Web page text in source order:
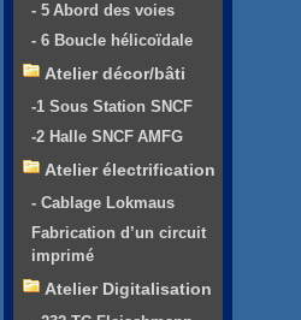
- 5 Abord des voies
- 6 Boucle hélicoïdale
Atelier décor/bâti
-1 Sous Station SNCF
-2 Halle SNCF AMFG
Atelier électrification
- Cablage Lokmaus
Fabrication d’un circuit
imprimé
Atelier Digitalisation